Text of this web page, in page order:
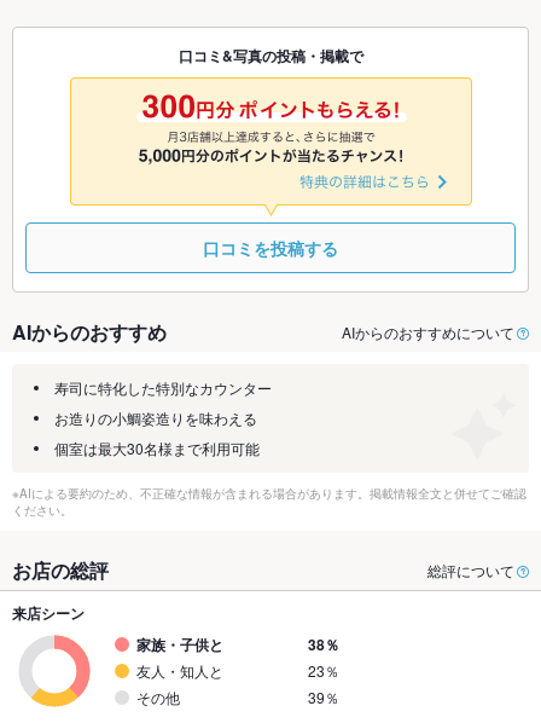
8/27 8/28 8/29
◎
8/30
◎
8/31
◎
9/1 9/2
9/5
◎ ◎ ◎ ◎
口コミ&写真の投稿・掲載で
口コミを投稿する
AIからのおすすめ AIからのおすすめについて
寿司に特化した特別なカウンター
お造りの小鯛姿造りを味わえる
個室は最大30名様まで利用可能
※AIによる要約のため、不正確な情報が含まれる場合があります。掲載情報全文と併せてご確認
ください。
お店の総評 総評について
来店シーン
家族・子供と
38％
友人・知人と
23％
その他
39％